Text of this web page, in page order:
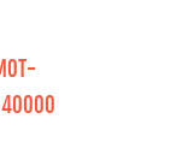
40000